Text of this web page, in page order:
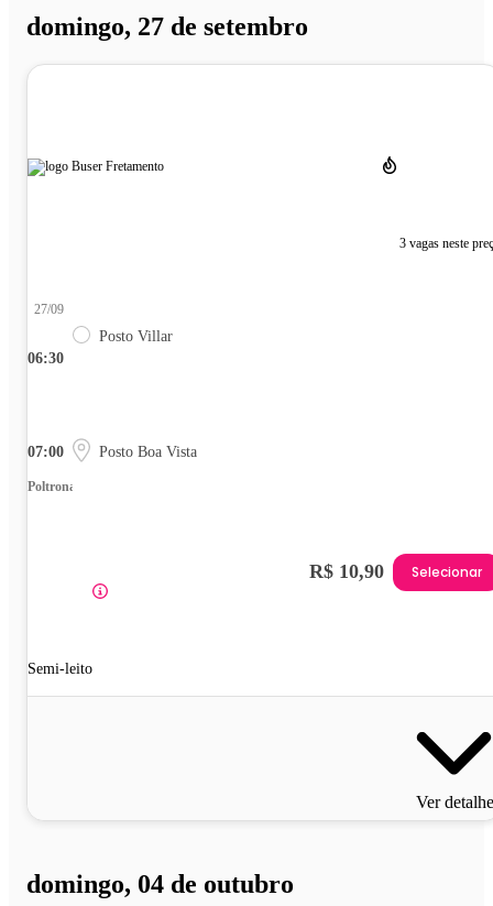
domingo, 27 de setembro
3 vagas neste
06:30
27/09
Posto Villar
07:00 Posto Boa Vista
Poltrona
Semi-leito
R$ 10,90 Selecionar
Ver
domingo, 04 de outubro